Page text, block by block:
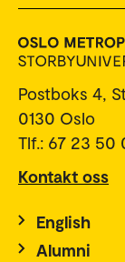
Postboks 4,
0130 Oslo
Tlf.: 67 23 50
Kontakt oss
English
Alumni